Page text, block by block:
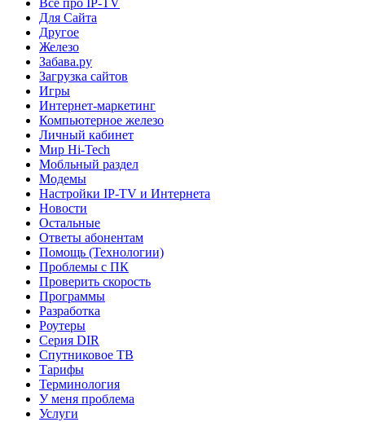
Всё про IP-TV
Для Сайта
Другое
Железо
Забава.ру
Загрузка сайтов
Игры
Интернет-маркетинг
Компьютерное железо
Личный кабинет
Мир Hi-Tech
Мобльный раздел
Модемы
Настройки IP-TV и Интернета
Новости
Остальные
Ответы абонентам
Помощь (Технологии)
Проблемы с ПК
Проверить скорость
Программы
Разработка
Роутеры
Серия DIR
Спутниковое ТВ
Тарифы
Терминология
У меня проблема
Услуги